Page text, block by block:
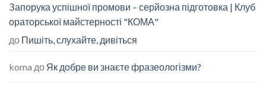
Запорука успішної промови – серйозна підготовка | Клуб
ораторської майстерності "КОМА"
до Пишіть, слухайте, дивіться
koma до Як добре ви знаєте фразеологізми?